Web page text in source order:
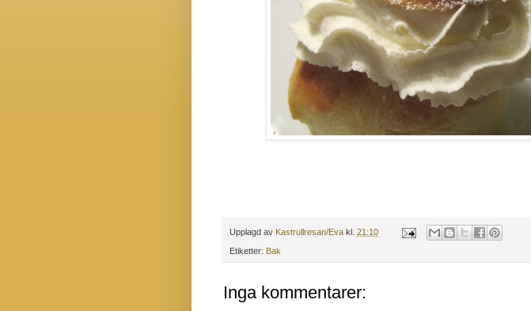
Upplagd av Kastrullresan/Eva kl. 21:10
Etiketter: Bak
Inga kommentarer: